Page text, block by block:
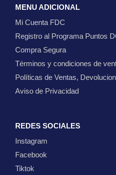
MENU ADICIONAL
Mi Cuenta FDC
Registro al Programa Puntos
Compra Segura
Términos y condiciones de
Políticas de Ventas,
Aviso de Privacidad
REDES SOCIALES
Instagram
Facebook
Tiktok